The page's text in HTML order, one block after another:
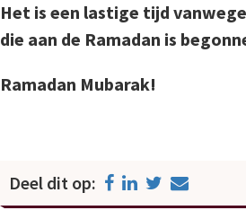
Het is een lastige tijd
die aan de Ramadan is
Ramadan Mubarak!
Deel dit op: